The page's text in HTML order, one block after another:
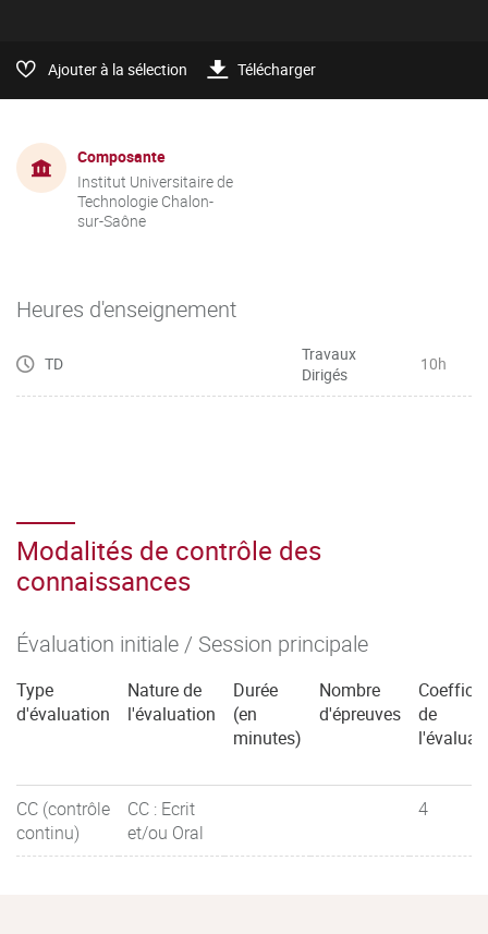
Ajouter à la sélection Télécharger
Composante
Institut Universitaire de
Technologie Chalon-
sur-Saône
Heures d'enseignement
TD
Travaux
Dirigés
10h
Modalités de contrôle des
connaissances
Évaluation initiale / Session principale
Type
d'évaluation
Nature de
l'évaluation
Durée
(en
minutes)
Nombre
d'épreuves
de
CC (contrôle
continu)
CC : Ecrit
et/ou Oral
4